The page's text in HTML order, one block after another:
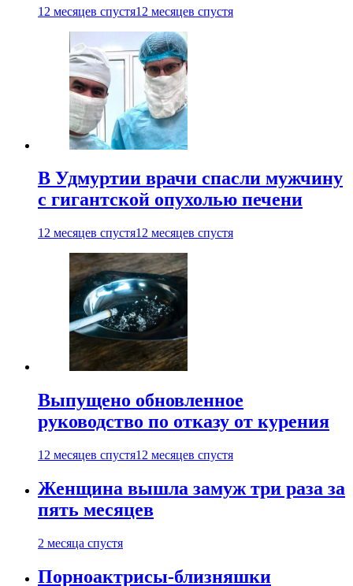
12 месяцев спустя12 месяцев спустя
В Удмуртии врачи спасли мужчину
с гигантской опухолью печени
12 месяцев спустя12 месяцев спустя
Выпущено обновленное
руководство по отказу от курения
12 месяцев спустя12 месяцев спустя
Женщина вышла замуж три раза за
пять месяцев
2 месяца спустя
Порноактрисы-близняшки